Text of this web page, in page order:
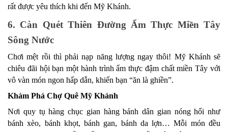
rất được yêu thích khi đến Mỹ Khánh.
6. Càn Quét Thiên Đường Ẩm Thực Miền Tây
Sông Nước
Chơi mệt rồi thì phải nạp năng lượng ngay thôi! Mỹ Khánh sẽ
chiêu đãi hội bạn một hành trình ẩm thực đậm chất miền Tây với
vô vàn món ngon hấp dẫn, khiến bạn “ăn là ghiền”.
Khám Phá Chợ Quê Mỹ Khánh
Nơi quy tụ hàng chục gian hàng bánh dân gian nóng hổi như
bánh xèo, bánh khọt, bánh gan, bánh da lợn… Mỗi món đều